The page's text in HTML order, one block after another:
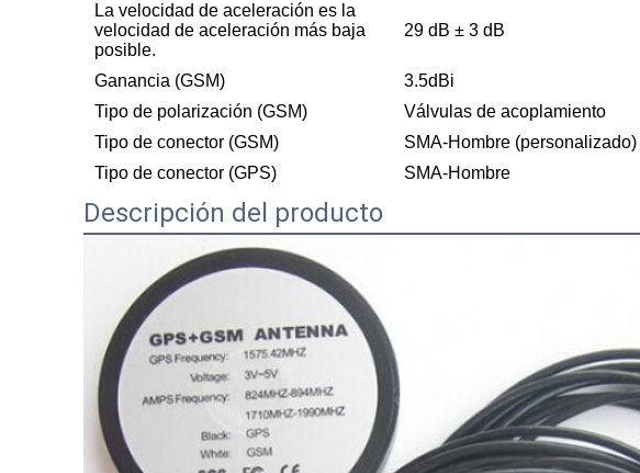
La velocidad de aceleración es la
velocidad de aceleración más baja
posible.
29 dB ± 3 dB
Ganancia (GSM)
3.5dBi
Tipo de polarización (GSM)
Válvulas de acoplamiento
Tipo de conector (GSM)
SMA-Hombre (personalizado)
Tipo de conector (GPS)
SMA-Hombre
Descripción del producto